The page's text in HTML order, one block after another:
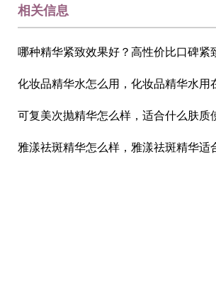
相关信息
哪种精华紧致效果好？高性价比口碑紧
化妆品精华水怎么用，化妆品精华水用
可复美次抛精华怎么样，适合什么肤质
雅漾祛斑精华怎么样，雅漾祛斑精华适